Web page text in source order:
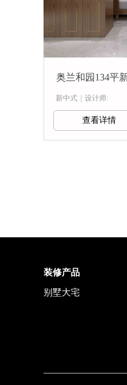
奥兰和园134平
新中式 设计师:
查看详情
装修产品
别墅大宅